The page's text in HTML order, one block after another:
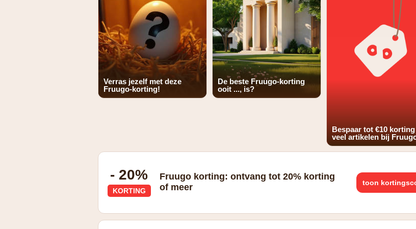
Verras jezelf met deze
Fruugo-korting!
De beste Fruugo-korting
ooit ..., is?
Bespaar tot €10
veel artikelen bij
- 20%
KORTING
Fruugo korting: ontvang tot 20% korting
of meer
toon